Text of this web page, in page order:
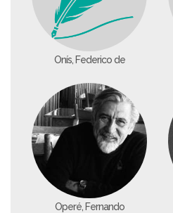
Onís, Federico de
Operé, Fernando